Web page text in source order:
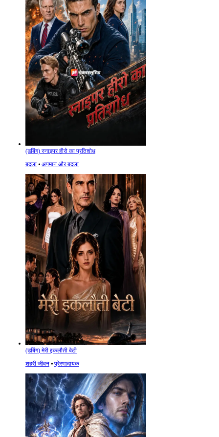
(डबिंग) स्नाइपर हीरो का प्रतिशोध
बदला ⦁ अपमान और बदला
(डबिंग) मेरी इकलौती बेटी
शहरी जीवन ⦁ प्रेरणादायक